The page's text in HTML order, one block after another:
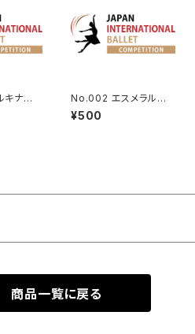
ナー
ヌのV
Va
No.002 エスメラルダよ
りVa.(タンバリン)
¥500
商品一覧に戻る